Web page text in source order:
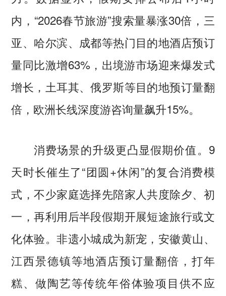
内，“2026春节旅游”搜索量暴涨30倍，三
亚、哈尔滨、成都等热门目的地酒店预订
量同比激增63%，出境游市场迎来爆发式
增长，土耳其、俄罗斯等目的地预订量翻
倍，欧洲长线深度游咨询量飙升15%。
消费场景的升级更凸显假期价值。9
天时长催生了“团圆+休闲”的复合消费模
式，不少家庭选择先陪家人共度除夕、初
一，再利用后半段假期开展短途旅行或文
化体验。非遗小城成为新宠，安徽黄山、
江西景德镇等地酒店预订量翻倍，打年
糕、做陶艺等传统年俗体验项目供不应